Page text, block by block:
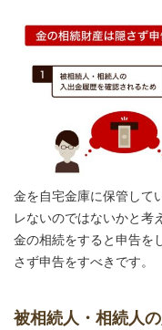
金を自宅金庫に保管して
レないのではないかと考
金の相続をすると申告を
さず申告をすべきです。
被相続人・相続人